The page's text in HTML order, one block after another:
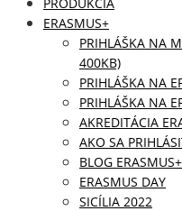
ERASMUS+
PRIHLÁŠKA NA
400KB)
PRIHLÁŠKA NA
PRIHLÁŠKA NA
AKREDITÁCIA
AKO SA
BLOG ERASMUS+
ERASMUS DAY
SICÍLIA 2022